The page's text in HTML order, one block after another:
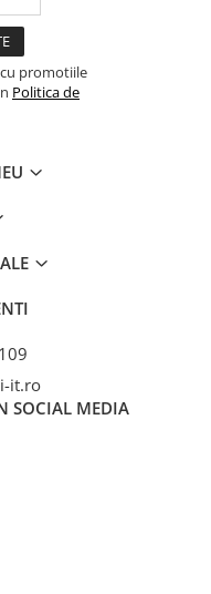
promotiile
Politica de
it.ro
SOCIAL MEDIA